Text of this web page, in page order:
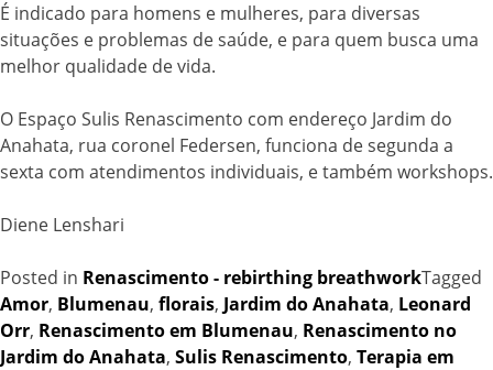
É indicado para homens e mulheres, para diversas
situações e problemas de saúde, e para quem busca uma
melhor qualidade de vida.
O Espaço Sulis Renascimento com endereço Jardim do
Anahata, rua coronel Federsen, funciona de segunda a
sexta com atendimentos individuais, e também workshops.
Diene Lenshari
Posted in Renascimento - rebirthing breathworkTagged
Amor, Blumenau, florais, Jardim do Anahata, Leonard
Orr, Renascimento em Blumenau, Renascimento no
Jardim do Anahata, Sulis Renascimento, Terapia em